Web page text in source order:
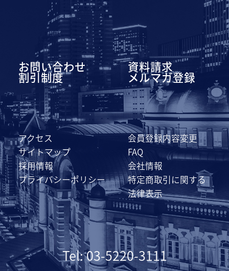
お問い合わせ 資料請求
割引制度 メルマガ登録
アクセス
会員登録内容変更
サイトマップ
FAQ
採用情報
会社情報
プライバシーポリシー
特定商取引に関する
法律表示
Tel: 03-5220-3111